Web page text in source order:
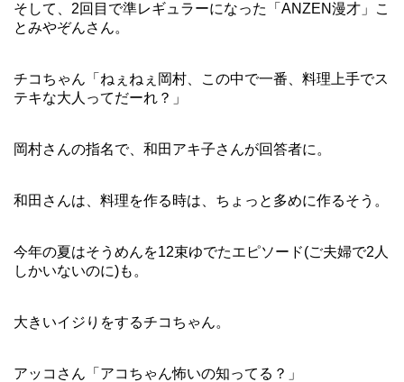
そして、2回目で準レギュラーになった「ANZEN漫才」こ
とみやぞんさん。
チコちゃん「ねぇねぇ岡村、この中で一番、料理上手でス
テキな大人ってだーれ？」
岡村さんの指名で、和田アキ子さんが回答者に。
和田さんは、料理を作る時は、ちょっと多めに作るそう。
今年の夏はそうめんを12束ゆでたエピソード(ご夫婦で2人
しかいないのに)も。
大きいイジりをするチコちゃん。
アッコさん「アコちゃん怖いの知ってる？」